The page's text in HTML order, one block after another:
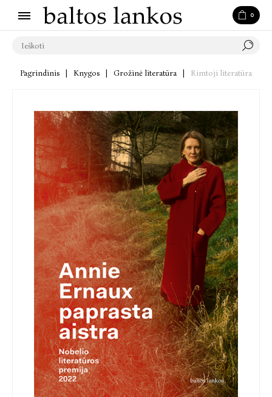
0
Pagrindinis Knygos Grožinė literatūra Rimtoji literatūra